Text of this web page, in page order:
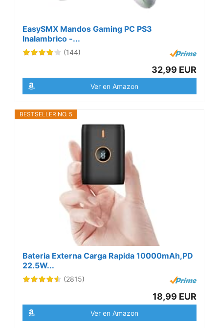
EasySMX Mandos Gaming PC PS3
Inalambrico -...
(144)
32,99 EUR
Ver en Amazon
BESTSELLER NO. 5
Bateria Externa Carga Rapida 10000mAh,PD
22.5W...
(2815)
18,99 EUR
Ver en Amazon